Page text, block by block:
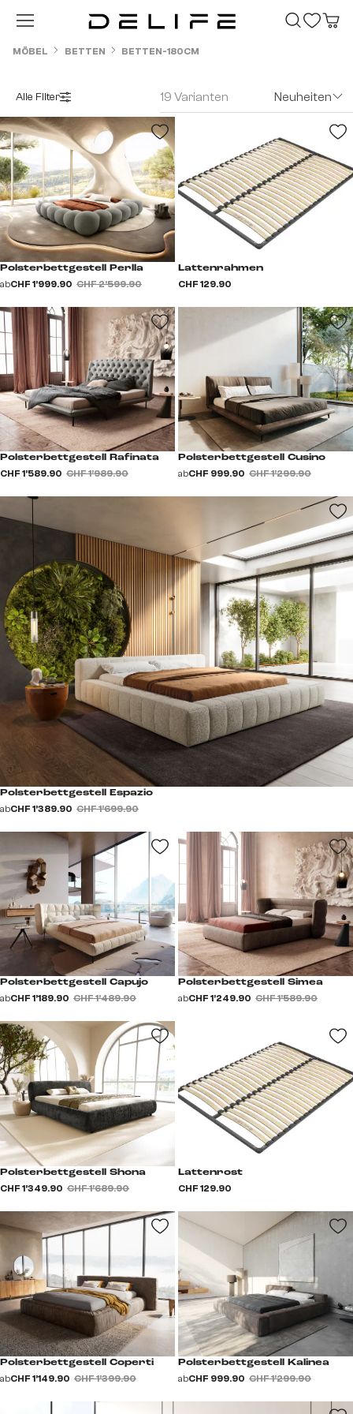
Zum Hauptinhalt springen
MÖBEL BETTEN BETTEN-180CM
Alle Filter 19 Varianten Neuheiten
Polsterbettgestell Espazio
abCHF 1’389.90 CHF 1’699.90
Polsterbettgestell Perlla
abCHF 1’999.90 CHF 2’599.90
Lattenrahmen
CHF 129.90
Polsterbettgestell Rafinata
CHF 1’589.90 CHF 1’989.90
Polsterbettgestell Cusino
abCHF 999.90 CHF 1’299.90
Polsterbettgestell Capujo
abCHF 1’189.90 CHF 1’489.90
Polsterbettgestell Simea
abCHF 1’249.90 CHF 1’589.90
Polsterbettgestell Shona
CHF 1’349.90 CHF 1’689.90
Lattenrost
CHF 129.90
Polsterbettgestell Coperti
abCHF 1’149.90 CHF 1’399.90
Polsterbettgestell Kalinea
abCHF 999.90 CHF 1’299.90